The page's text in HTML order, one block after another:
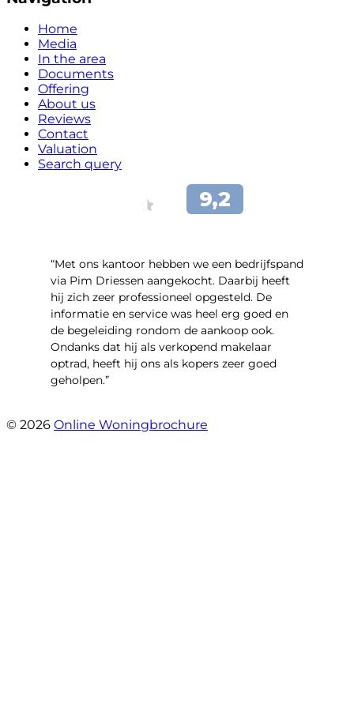
Home
Media
In the area
Documents
Offering
About us
Reviews
Contact
Valuation
Search query
“Met ons kantoor hebben we een bedrijfspand
via Pim Driessen aangekocht. Daarbij heeft
hij zich zeer professioneel opgesteld. De
informatie en service was heel erg goed en
de begeleiding rondom de aankoop ook.
Ondanks dat hij als verkopend makelaar
optrad, heeft hij ons als kopers zeer goed
geholpen.”
© 2026 Online Woningbrochure